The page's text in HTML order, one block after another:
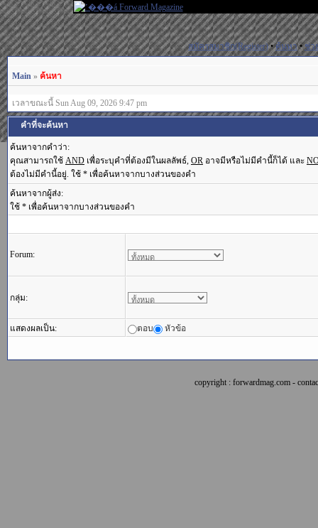
สมัครสมาชิก(Register)•ค้นหา•ช่ว
Main » ค้นหา
เวลาขณะนี้ Sun Aug 09, 2026 9:47 pm
คำที่จะค้นหา
ค้นหาจากคำว่า:
คุณสามารถใช้ AND เพื่อระบุคำที่ต้องมีในผลลัพธ์, OR อาจมีหรือไม่มีคำนี้ก็ได้ และ
ต้องไม่มีคำนี้อยู่. ใช้ * เพื่อค้นหาจากบางส่วนของคำ
ค้นหาจากผู้ส่ง:
ใช้ * เพื่อค้นหาจากบางส่วนของคำ
Forum:
กลุ่ม:
แสดงผลเป็น: ตอบ หัวข้อ
copyright : forwardmag.com -